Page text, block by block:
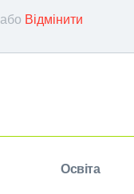
або Відмінити
Освіта